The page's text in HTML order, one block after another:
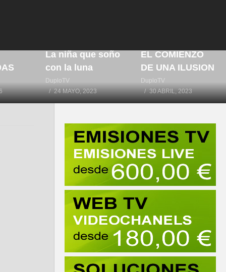
La niña que soño
con la luna
DuploTV
24 MAYO, 2023
EL COMIENZO
DE UNA ILUSION
DuploTV
30 ABRIL, 2023